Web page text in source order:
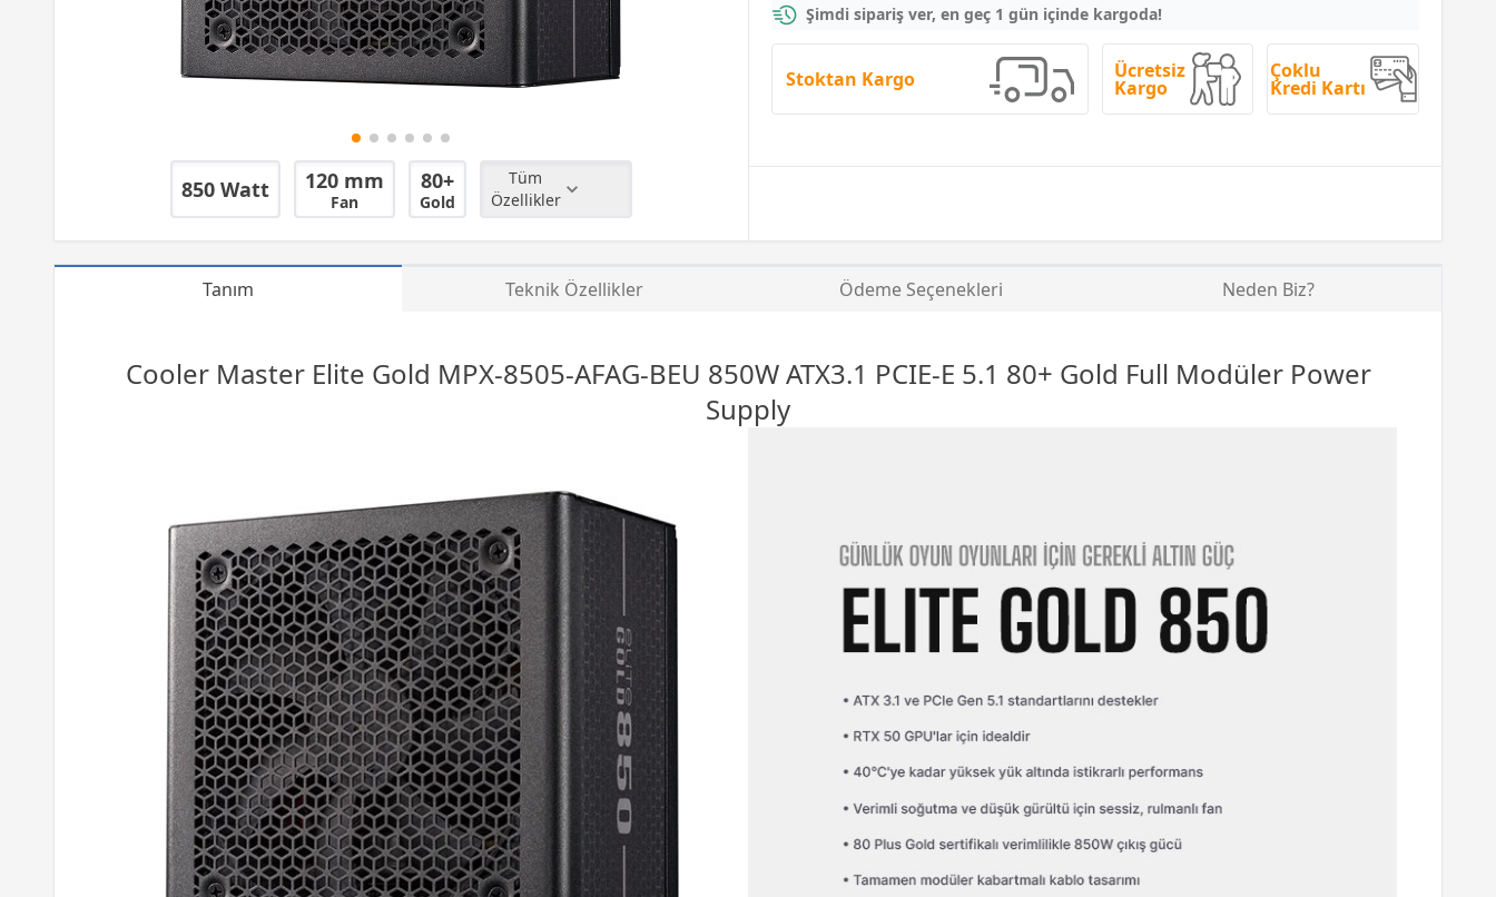
850 Watt 120 mm
Fan
80+
Gold
Tüm
Özellikler
Şimdi sipariş ver, en geç 1 gün içinde kargoda!
Stoktan Kargo Ücretsiz
Kargo
Çoklu
Kredi Kartı
Tanım Teknik Özellikler Ödeme Seçenekleri Neden Biz?
Cooler Master Elite Gold MPX-8505-AFAG-BEU 850W ATX3.1 PCIE-E 5.1 80+ Gold Full Modüler Power
Supply